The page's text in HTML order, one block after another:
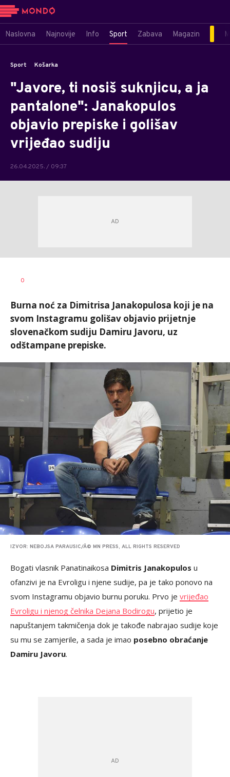
Naslovna Najnovije Info Sport Zabava Magazin
Sport Košarka
"Javore, ti nosiš suknjicu, a ja
pantalone": Janakopulos
objavio prepiske i golišav
vrijeđao sudiju
26.04.2025. / 09:37
AUTOR
0
Burna noć za Dimitrisa Janakopulosa koji je na
svom Instagramu golišav objavio prijetnje
slovenačkom sudiju Damiru Javoru, uz
odštampane prepiske.
IZVOR: NEBOJSA PARAUSIC/Â© MN PRESS, ALL RIGHTS RESERVED
Bogati vlasnik Panatinaikosa Dimitris Janakopulos u
ofanzivi je na Evroligu i njene sudije, pa je tako ponovo na
svom Instagramu objavio burnu poruku. Prvo je vrijeđao
Evroligu i njenog čelnika Dejana Bodirogu, prijetio je
napuštanjem takmičenja dok je takođe nabrajao sudije koje
su mu se zamjerile, a sada je imao posebno obraćanje
Damiru Javoru.